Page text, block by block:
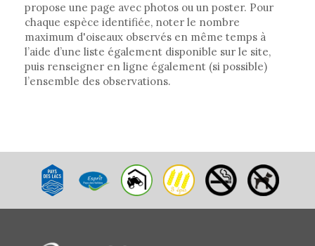
propose une page avec photos ou un poster. Pour
chaque espèce identifiée, noter le nombre
maximum d'oiseaux observés en même temps à
l’aide d’une liste également disponible sur le site,
puis renseigner en ligne également (si possible)
l’ensemble des observations.